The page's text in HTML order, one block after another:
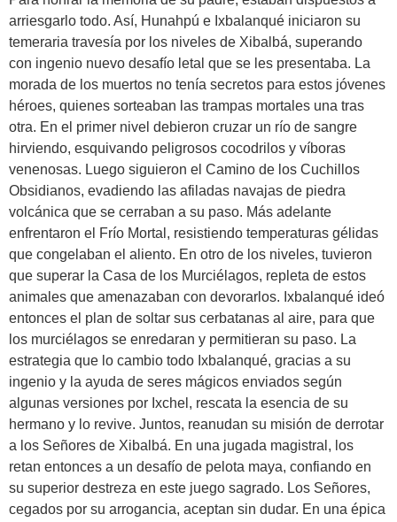
arriesgarlo todo. Así, Hunahpú e Ixbalanqué iniciaron su
temeraria travesía por los niveles de Xibalbá, superando
con ingenio nuevo desafío letal que se les presentaba. La
morada de los muertos no tenía secretos para estos jóvenes
héroes, quienes sorteaban las trampas mortales una tras
otra. En el primer nivel debieron cruzar un río de sangre
hirviendo, esquivando peligrosos cocodrilos y víboras
venenosas. Luego siguieron el Camino de los Cuchillos
Obsidianos, evadiendo las afiladas navajas de piedra
volcánica que se cerraban a su paso. Más adelante
enfrentaron el Frío Mortal, resistiendo temperaturas gélidas
que congelaban el aliento. En otro de los niveles, tuvieron
que superar la Casa de los Murciélagos, repleta de estos
animales que amenazaban con devorarlos. Ixbalanqué ideó
entonces el plan de soltar sus cerbatanas al aire, para que
los murciélagos se enredaran y permitieran su paso. La
estrategia que lo cambio todo Ixbalanqué, gracias a su
ingenio y la ayuda de seres mágicos enviados según
algunas versiones por Ixchel, rescata la esencia de su
hermano y lo revive. Juntos, reanudan su misión de derrotar
a los Señores de Xibalbá. En una jugada magistral, los
retan entonces a un desafío de pelota maya, confiando en
su superior destreza en este juego sagrado. Los Señores,
cegados por su arrogancia, aceptan sin dudar. En una épica